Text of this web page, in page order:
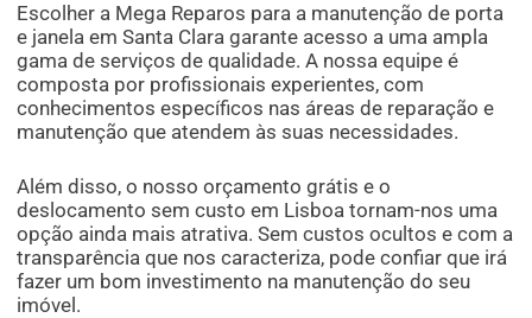
Escolher a Mega Reparos para a manutenção de porta
e janela em Santa Clara garante acesso a uma ampla
gama de serviços de qualidade. A nossa equipe é
composta por profissionais experientes, com
conhecimentos específicos nas áreas de reparação e
manutenção que atendem às suas necessidades.
Além disso, o nosso orçamento grátis e o
deslocamento sem custo em Lisboa tornam-nos uma
opção ainda mais atrativa. Sem custos ocultos e com a
transparência que nos caracteriza, pode confiar que irá
fazer um bom investimento na manutenção do seu
imóvel.